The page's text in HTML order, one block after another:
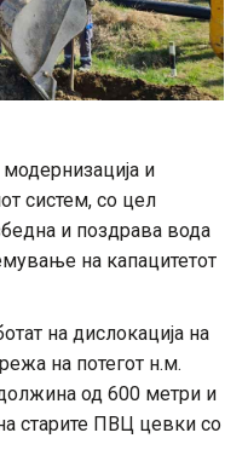
и
систем, со цел
и поздрава вода
на капацитетот
на дислокација на
на потегот н.м.
од 600 метри и
старите ПВЦ цевки со